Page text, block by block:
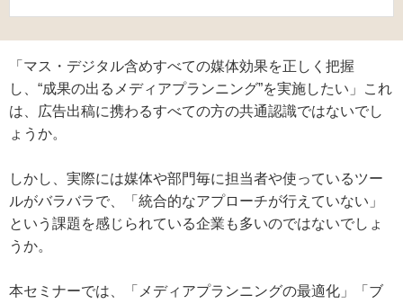
「マス・デジタル含めすべての媒体効果を正しく把握
し、“成果の出るメディアプランニング”を実施したい」これ
は、広告出稿に携わるすべての方の共通認識ではないでし
ょうか。
しかし、実際には媒体や部門毎に担当者や使っているツー
ルがバラバラで、「統合的なアプローチが行えていない」
という課題を感じられている企業も多いのではないでしょ
うか。
本セミナーでは、「メディアプランニングの最適化」「ブ